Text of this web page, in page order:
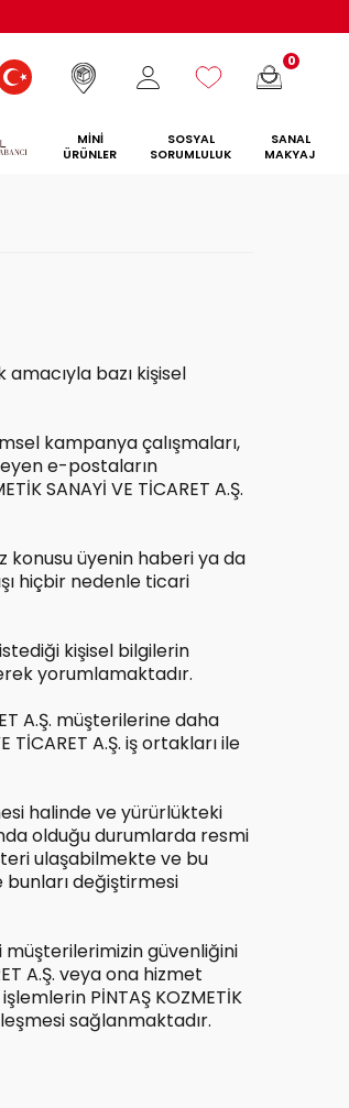
0
MİNİ
ÜRÜNLER
SOSYAL
SORUMLULUK
SANAL
MAKYAJ
amacıyla bazı kişisel
kampanya çalışmaları,
e-postaların
SANAYİ VE TİCARET A.Ş.
konusu üyenin haberi ya da
hiçbir nedenle ticari
kişisel bilgilerin
yorumlamaktadır.
A.Ş. müşterilerine daha
A.Ş. iş ortakları ile
halinde ve yürürlükteki
olduğu durumlarda resmi
ulaşabilmekte ve bu
bunları değiştirmesi
müşterilerimizin güvenliğini
A.Ş. veya ona hizmet
PİNTAŞ KOZMETİK
sağlanmaktadır.